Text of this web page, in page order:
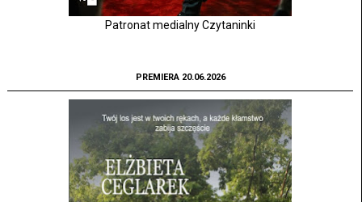
Patronat medialny Czytaninki
PREMIERA 20.06.2026